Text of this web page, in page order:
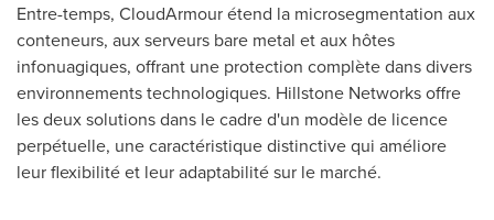
Entre-temps, CloudArmour étend la microsegmentation aux
conteneurs, aux serveurs bare metal et aux hôtes
infonuagiques, offrant une protection complète dans divers
environnements technologiques. Hillstone Networks offre
les deux solutions dans le cadre d'un modèle de licence
perpétuelle, une caractéristique distinctive qui améliore
leur flexibilité et leur adaptabilité sur le marché.